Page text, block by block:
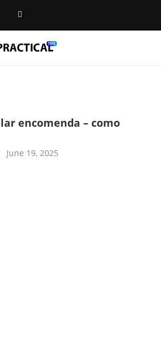
encomenda – como
June 19, 2025